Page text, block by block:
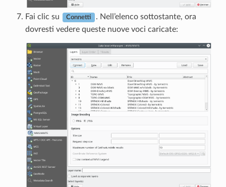
Fai clic su Connetti
. Nell’elenco sottostante, ora
dovresti vedere queste nuove voci caricate: